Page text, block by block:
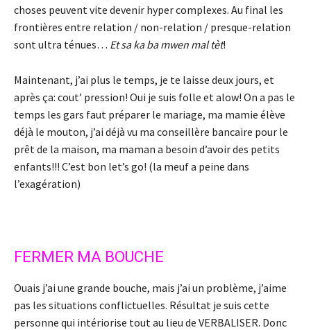
choses peuvent vite devenir hyper complexes. Au final les
frontières entre relation / non-relation / presque-relation
sont ultra ténues… Et sa ka ba mwen mal tèt!
Maintenant, j’ai plus le temps, je te laisse deux jours, et
après ça: cout’ pression! Oui je suis folle et alow! On a pas le
temps les gars faut préparer le mariage, ma mamie élève
déjà le mouton, j’ai déjà vu ma conseillère bancaire pour le
prêt de la maison, ma maman a besoin d’avoir des petits
enfants!!! C’est bon let’s go! (la meuf a peine dans
l’exagération)
FERMER MA BOUCHE
Ouais j’ai une grande bouche, mais j’ai un problème, j’aime
pas les situations conflictuelles. Résultat je suis cette
personne qui intériorise tout au lieu de VERBALISER. Donc